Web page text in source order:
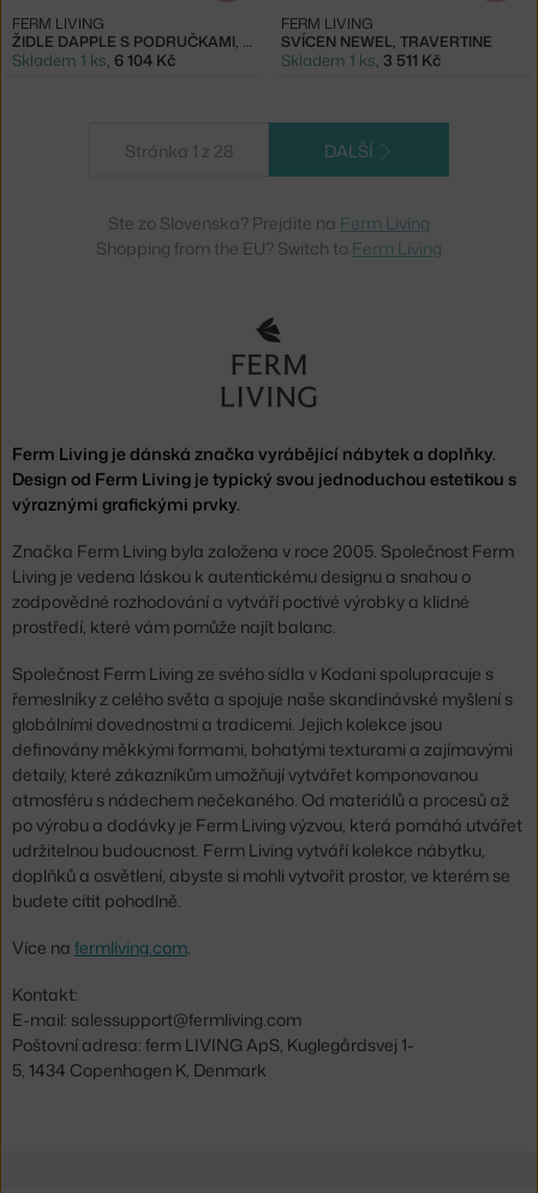
Ferm Living je dánská značka vyrábějící nábytek a doplňky.
Design od Ferm Living je typický svou jednoduchou estetikou s
výraznými grafickými prvky.
Značka Ferm Living byla založena v roce 2005. Společnost Ferm
Living je vedena láskou k autentickému designu a snahou o
zodpovědné rozhodování a vytváří poctivé výrobky a klidné
prostředí, které vám pomůže najít balanc.
Společnost Ferm Living ze svého sídla v Kodani spolupracuje s
řemeslníky z celého světa a spojuje naše skandinávské myšlení s
globálními dovednostmi a tradicemi. Jejich kolekce jsou
definovány měkkými formami, bohatými texturami a zajímavými
detaily, které zákazníkům umožňují vytvářet komponovanou
atmosféru s nádechem nečekaného. Od materiálů a procesů až
po výrobu a dodávky je Ferm Living výzvou, která pomáhá utvářet
udržitelnou budoucnost. Ferm Living vytváří kolekce nábytku,
doplňků a osvětlení, abyste si mohli vytvořit prostor, ve kterém se
budete cítit pohodlně.
Více na fermliving.com.
Kontakt:
E-mail: salessupport@fermliving.com
Poštovní adresa: ferm LIVING ApS, Kuglegårdsvej 1-
5, 1434 Copenhagen K, Denmark
ŽIDLE DAPPLE S PODRUČKAMI, TEA GREEN
FERM LIVING
Skladem 1 ks, 6 104 Kč
SVÍCEN NEWEL, TRAVERTINE
FERM LIVING
Skladem 1 ks, 3 511 Kč
Stránka 1 z 28 DALŠÍ
Ste zo Slovenska? Prejdite na Ferm Living
Shopping from the EU? Switch to Ferm Living